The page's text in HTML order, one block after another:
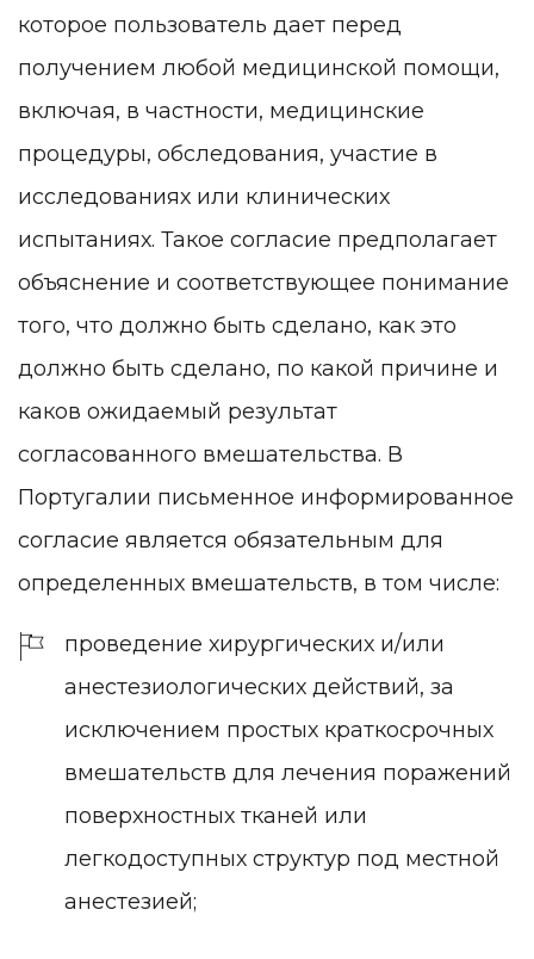
которое пользователь дает перед
получением любой медицинской помощи,
включая, в частности, медицинские
процедуры, обследования, участие в
исследованиях или клинических
испытаниях. Такое согласие предполагает
объяснение и соответствующее понимание
того, что должно быть сделано, как это
должно быть сделано, по какой причине и
каков ожидаемый результат
согласованного вмешательства. В
Португалии письменное информированное
согласие является обязательным для
определенных вмешательств, в том числе:
проведение хирургических и/или
анестезиологических действий, за
исключением простых краткосрочных
вмешательств для лечения поражений
поверхностных тканей или
легкодоступных структур под местной
анестезией;